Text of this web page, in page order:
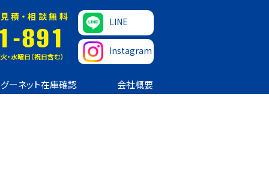
積・相談無料
891
・水曜日（祝日含む）
グーネット在庫確認 会社概要
LINE
Instagram